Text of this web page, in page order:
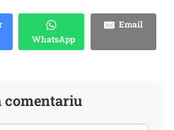
WhatsApp
Email
comentariu